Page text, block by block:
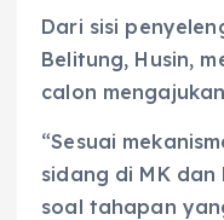
Dari sisi
Belitung, Husin,
calon
“Sesuai
sidang di MK dan
soal tahapan